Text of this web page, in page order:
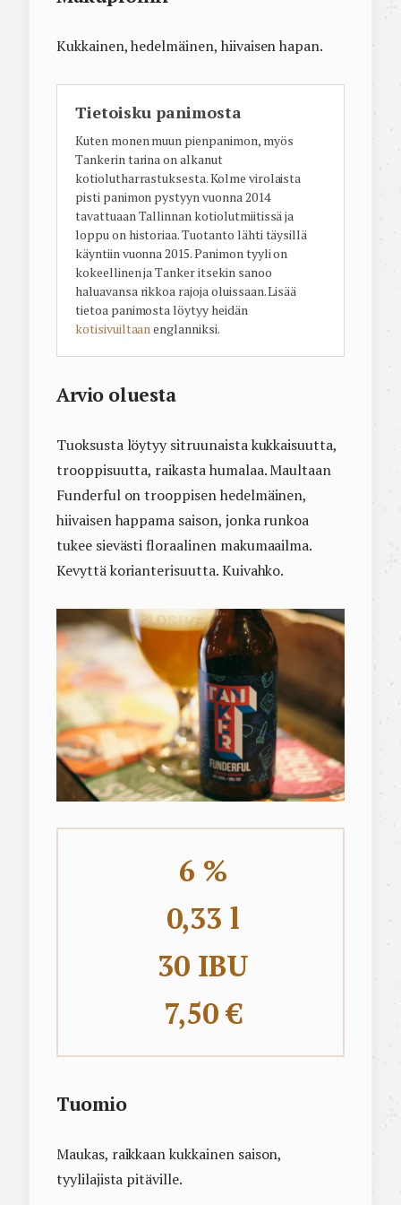
Kukkainen, hedelmäinen, hiivaisen hapan.
Tietoisku panimosta
Kuten monen muun pienpanimon, myös
Tankerin tarina on alkanut
kotiolutharrastuksesta. Kolme virolaista
pisti panimon pystyyn vuonna 2014
tavattuaan Tallinnan kotiolutmiitissä ja
loppu on historiaa. Tuotanto lähti täysillä
käyntiin vuonna 2015. Panimon tyyli on
kokeellinen ja Tanker itsekin sanoo
haluavansa rikkoa rajoja oluissaan. Lisää
tietoa panimosta löytyy heidän
kotisivuiltaanenglanniksi.
Arvio oluesta
Tuoksusta löytyy sitruunaista kukkaisuutta,
trooppisuutta, raikasta humalaa. Maultaan
Funderful on trooppisen hedelmäinen,
hiivaisen happama saison, jonka runkoa
tukee sievästi floraalinen makumaailma.
Kevyttä korianterisuutta. Kuivahko.
6 %
0,33 l
30 IBU
7,50 €
Tuomio
Maukas, raikkaan kukkainen saison,
tyylilajista pitäville.